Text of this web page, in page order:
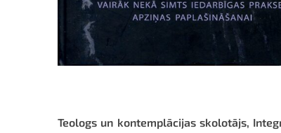
Teologs un kontemplācijas skolotājs,